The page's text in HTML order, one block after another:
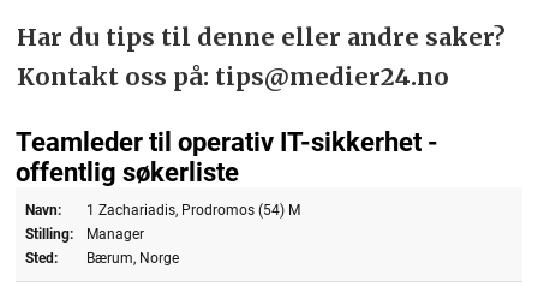
Har du tips til denne eller andre saker?
Kontakt oss på: tips@medier24.no